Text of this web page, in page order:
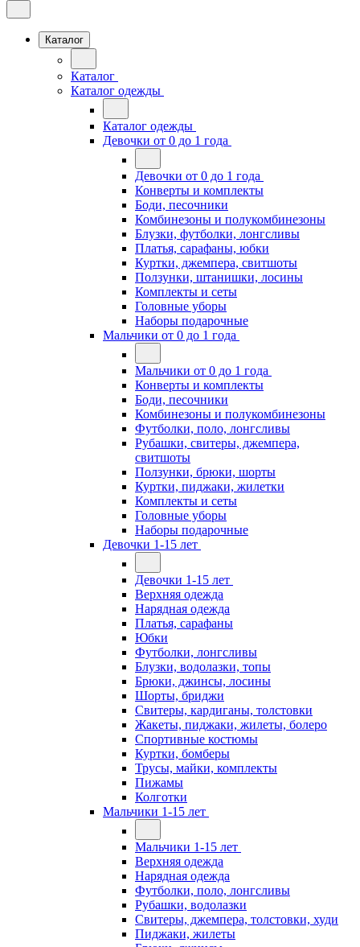
Каталог
Каталог
Каталог одежды
Каталог одежды
Девочки от 0 до 1 года
Девочки от 0 до 1 года
Конверты и комплекты
Боди, песочники
Комбинезоны и полукомбинезоны
Блузки, футболки, лонгсливы
Платья, сарафаны, юбки
Куртки, джемпера, свитшоты
Ползунки, штанишки, лосины
Комплекты и сеты
Головные уборы
Наборы подарочные
Мальчики от 0 до 1 года
Мальчики от 0 до 1 года
Конверты и комплекты
Боди, песочники
Комбинезоны и полукомбинезоны
Футболки, поло, лонгсливы
Рубашки, свитеры, джемпера,
свитшоты
Ползунки, брюки, шорты
Куртки, пиджаки, жилетки
Комплекты и сеты
Головные уборы
Наборы подарочные
Девочки 1-15 лет
Девочки 1-15 лет
Верхняя одежда
Нарядная одежда
Платья, сарафаны
Юбки
Футболки, лонгсливы
Блузки, водолазки, топы
Брюки, джинсы, лосины
Шорты, бриджи
Свитеры, кардиганы, толстовки
Жакеты, пиджаки, жилеты, болеро
Спортивные костюмы
Куртки, бомберы
Трусы, майки, комплекты
Пижамы
Колготки
Мальчики 1-15 лет
Мальчики 1-15 лет
Верхняя одежда
Нарядная одежда
Футболки, поло, лонгсливы
Рубашки, водолазки
Свитеры, джемпера, толстовки, худи
Пиджаки, жилеты